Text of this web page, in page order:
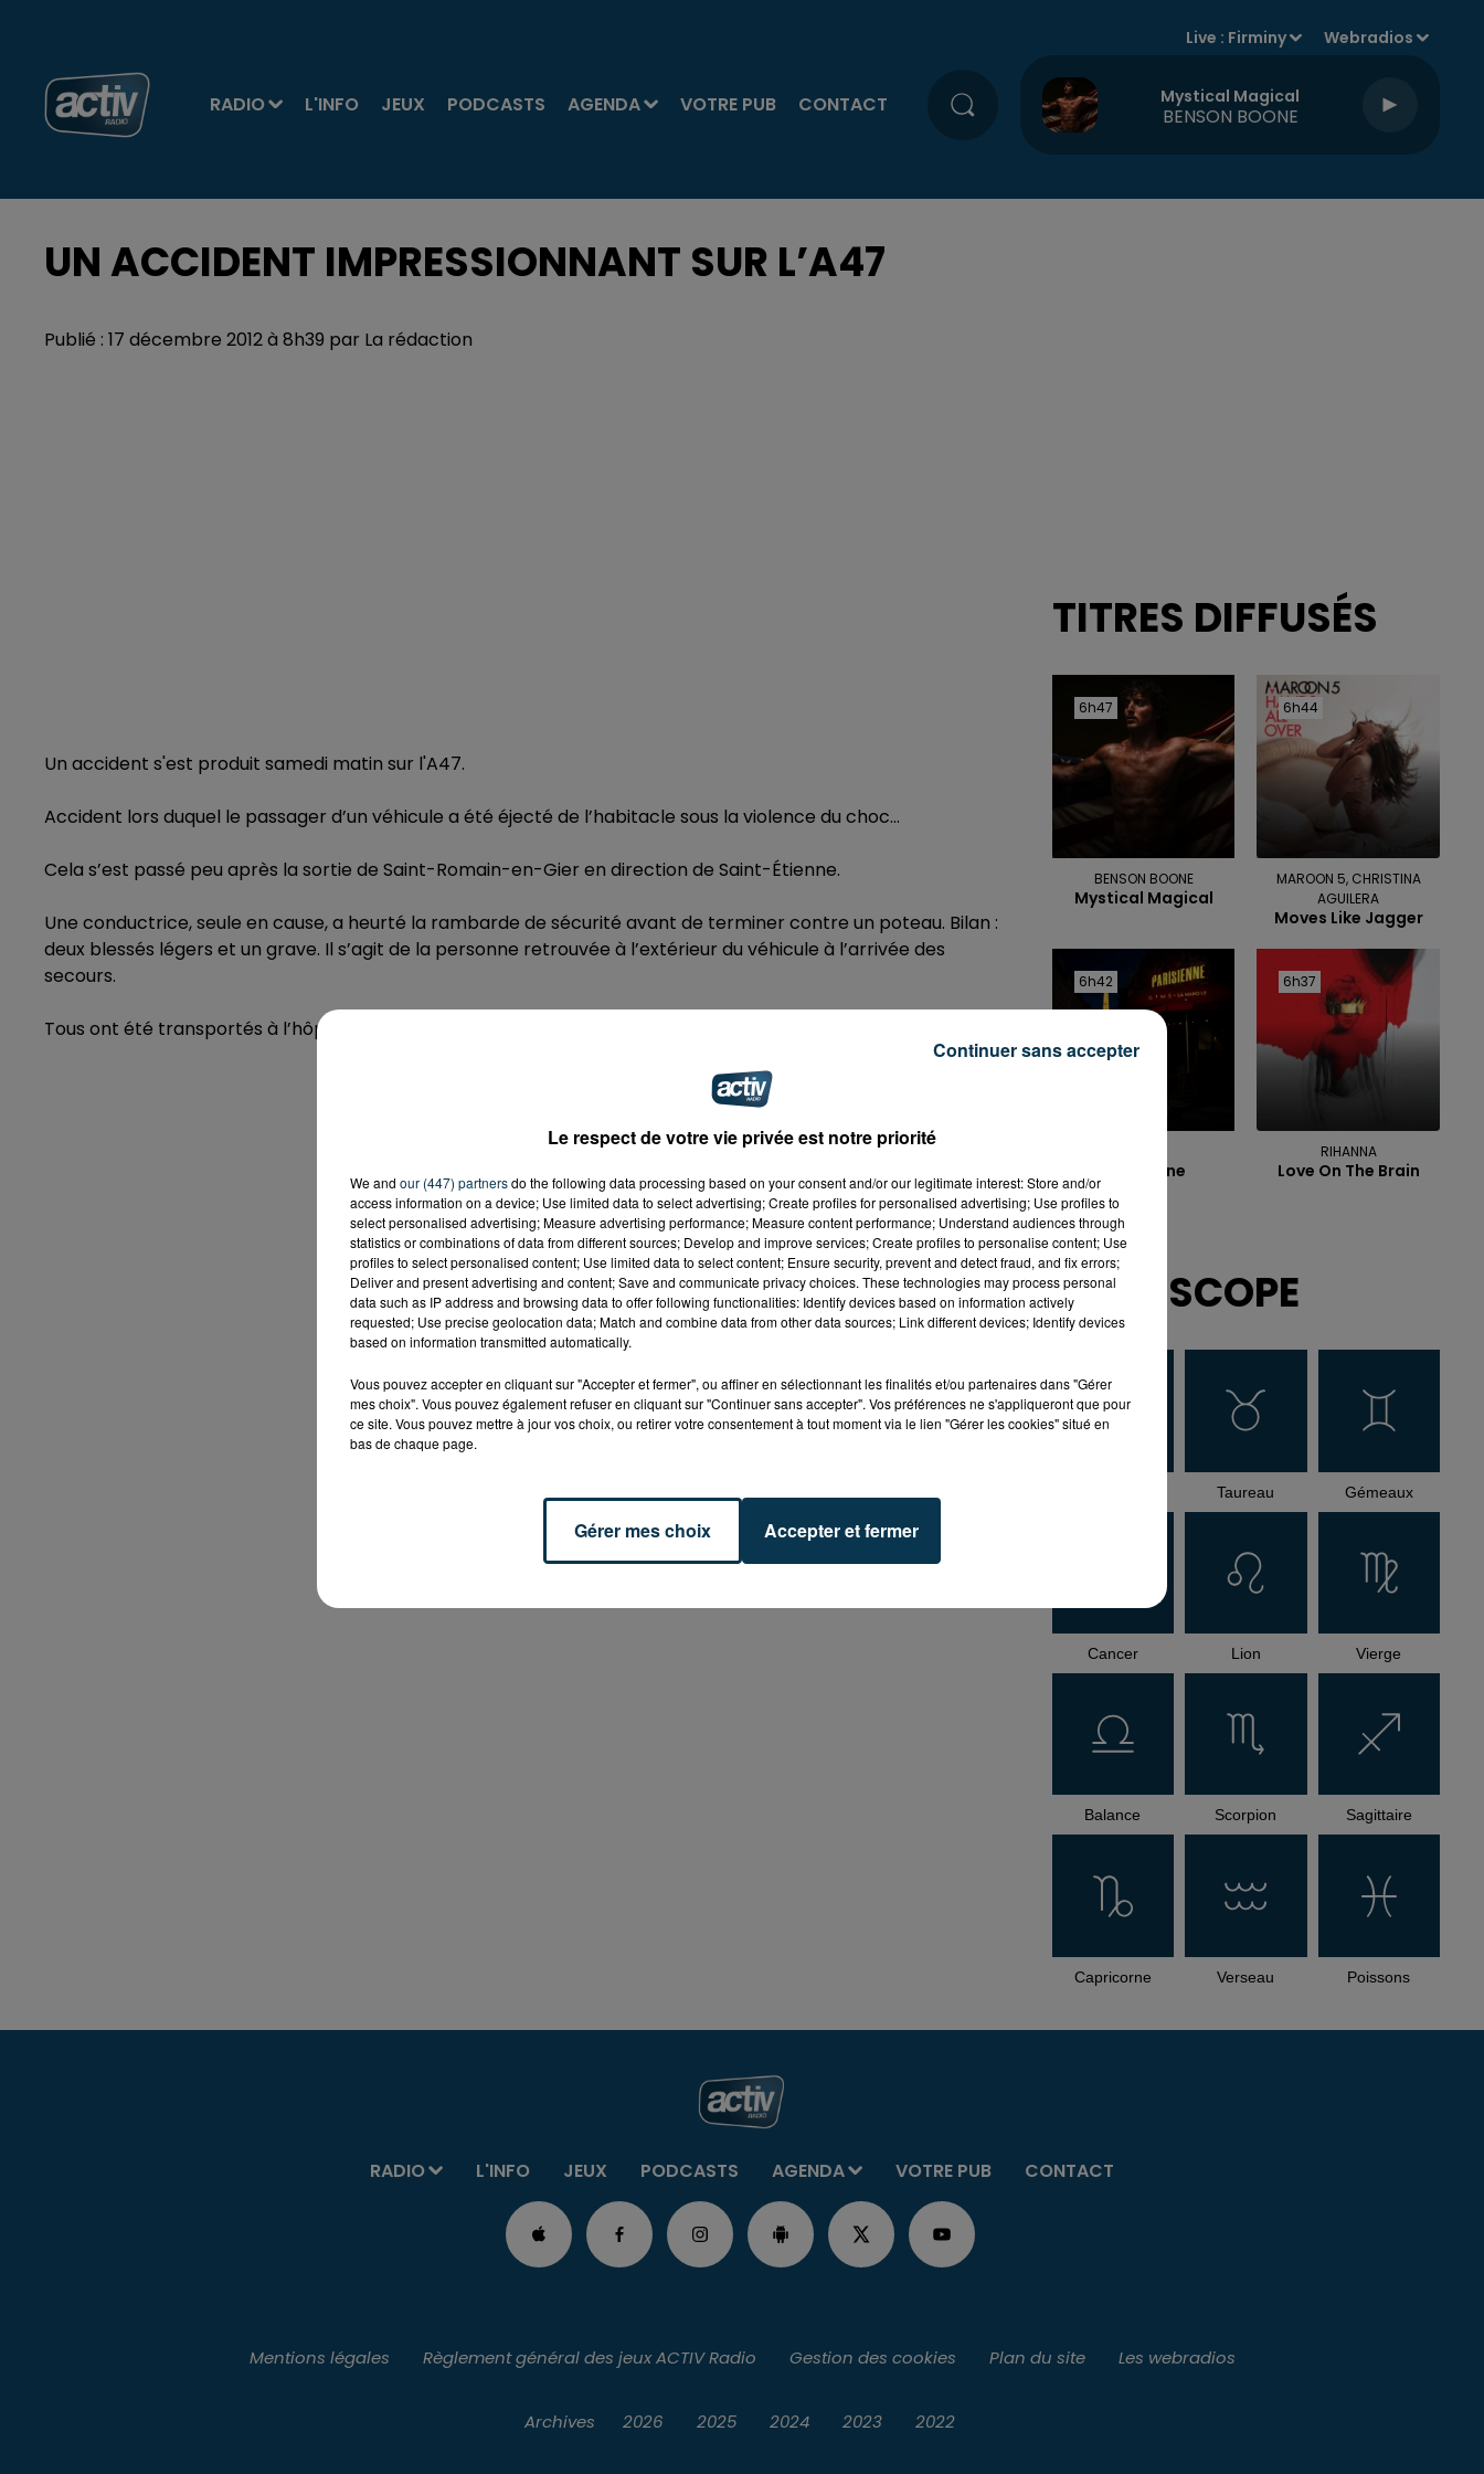
RADIO L'INFO JEUX PODCASTS AGENDA VOTRE PUB CONTACT
Live : Firminy Webradios
Mystical Magical
BENSON BOONE
UN ACCIDENT IMPRESSIONNANT SUR L’A47
Publié : 17 décembre 2012 à 8h39 par La rédaction
Un accident s'est produit samedi matin sur l'A47.
Accident lors duquel le passager d’un véhicule a été éjecté de l’habitacle sous la violence du choc…
Cela s’est passé peu après la sortie de Saint-Romain-en-Gier en direction de Saint-Étienne.
Une conductrice, seule en cause, a heurté la rambarde de sécurité avant de terminer contre un poteau. Bilan :
deux blessés légers et un grave. Il s’agit de la personne retrouvée à l’extérieur du véhicule à l’arrivée des
secours.
Tous ont été transportés à l’hôpital.
TITRES DIFFUSÉS
6h47
6h47
BENSON BOONE
Mystical Magical
6h44
6h44
MAROON 5, CHRISTINA
AGUILERA
Moves Like Jagger
6h42
6h42
Parisienne
6h37
6h37
RIHANNA
Love On The Brain
HOROSCOPE
Taureau Gémeaux
Cancer Lion Vierge
Balance Scorpion Sagittaire
Capricorne Verseau Poissons
RADIO L'INFO JEUX PODCASTS AGENDA VOTRE PUB CONTACT
Mentions légales Règlement général des jeux ACTIV Radio Gestion des cookies Plan du site Les webradios
Archives 2026 2025 2024 2023 2022
Le respect de votre vie privée est notre priorité
We and our (447) partnersdo the following data processing based on your consent and/or our legitimate interest: Store and/or
access information on a device; Use limited data to select advertising; Create profiles for personalised advertising; Use profiles to
select personalised advertising; Measure advertising performance; Measure content performance; Understand audiences through
statistics or combinations of data from different sources; Develop and improve services; Create profiles to personalise content; Use
profiles to select personalised content; Use limited data to select content; Ensure security, prevent and detect fraud, and fix errors;
Deliver and present advertising and content; Save and communicate privacy choices. These technologies may process personal
data such as IP address and browsing data to offer following functionalities: Identify devices based on information actively
requested; Use precise geolocation data; Match and combine data from other data sources; Link different devices; Identify devices
based on information transmitted automatically.
Vous pouvez accepter en cliquant sur "Accepter et fermer", ou affiner en sélectionnant les finalités et/ou partenaires dans "Gérer
mes choix". Vous pouvez également refuser en cliquant sur "Continuer sans accepter". Vos préférences ne s'appliqueront que pour
ce site. Vous pouvez mettre à jour vos choix, ou retirer votre consentement à tout moment via le lien "Gérer les cookies" situé en
bas de chaque page.
Gérer mes choix Accepter et fermer
Continuer sans accepter